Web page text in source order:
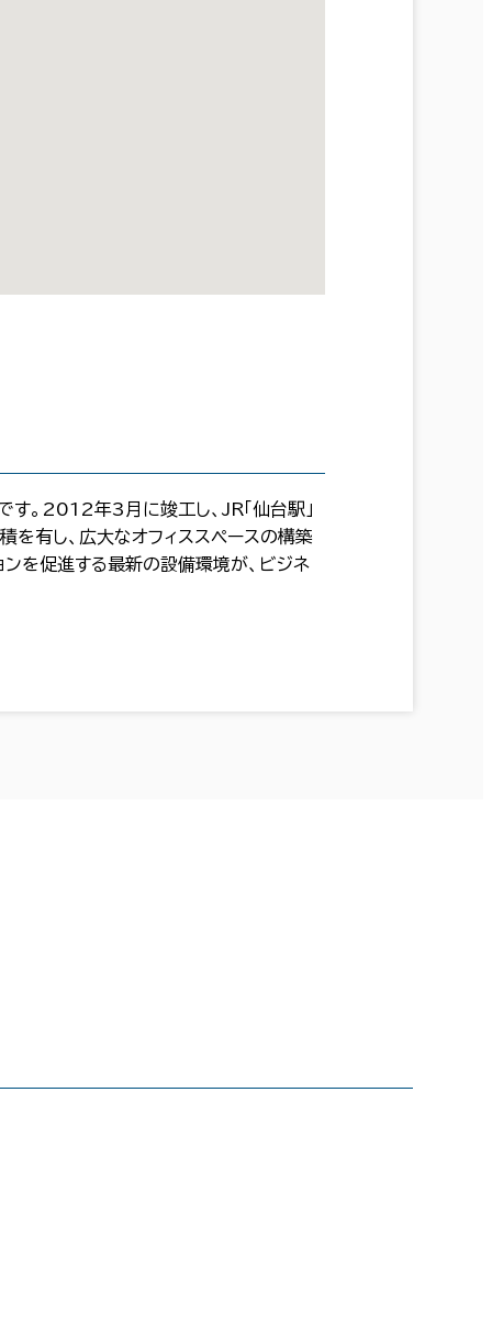
。2012年3月に竣工し、JR「仙台駅」
有し、広大なオフィススペースの構築
を促進する最新の設備環境が、ビジネ